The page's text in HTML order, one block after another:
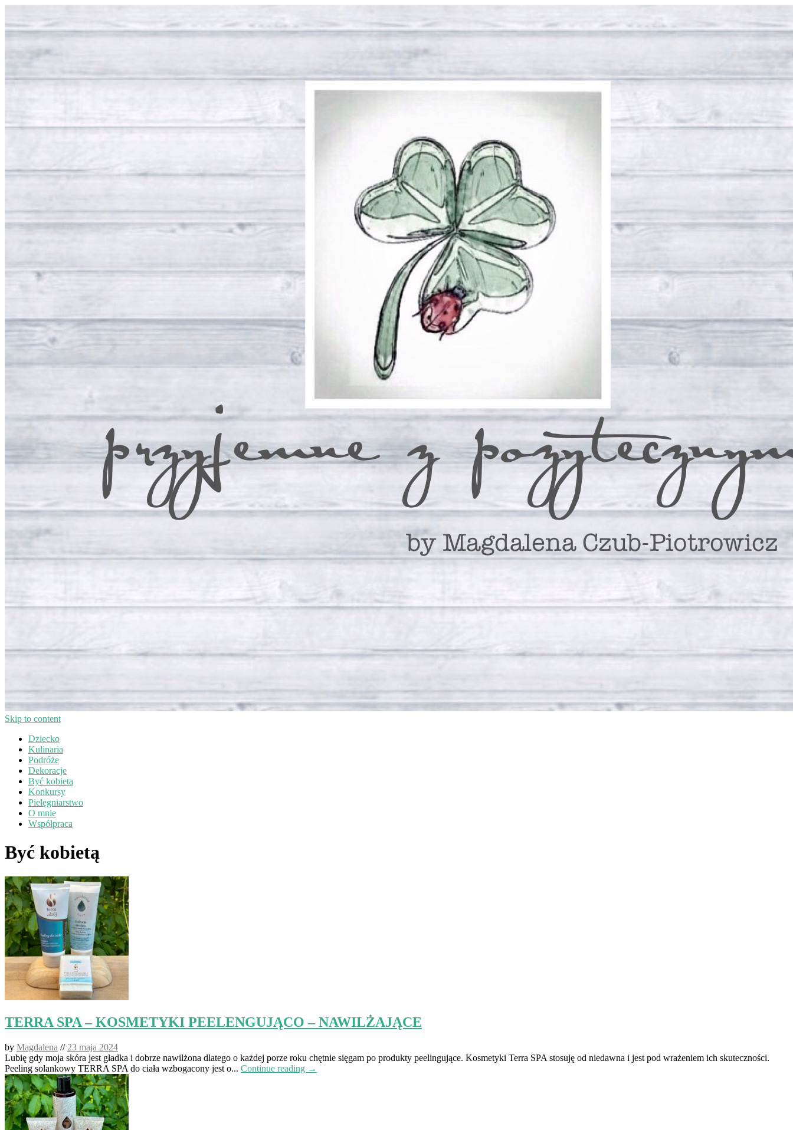
Skip to content
Dziecko
Kulinaria
Podróże
Dekoracje
Być kobietą
Konkursy
Pielęgniarstwo
O mnie
Współpraca
Być kobietą
TERRA SPA – KOSMETYKI PEELENGUJĄCO – NAWILŻAJĄCE
by Magdalena // 23 maja 2024
Lubię gdy moja skóra jest gładka i dobrze nawilżona dlatego o każdej porze roku chętnie sięgam po produkty peelingujące. Kosmetyki Terra SPA stosuję od niedawna i jest pod wrażeniem ich skuteczności.
Peeling solankowy TERRA SPA do ciała wzbogacony jest o... Continue reading →